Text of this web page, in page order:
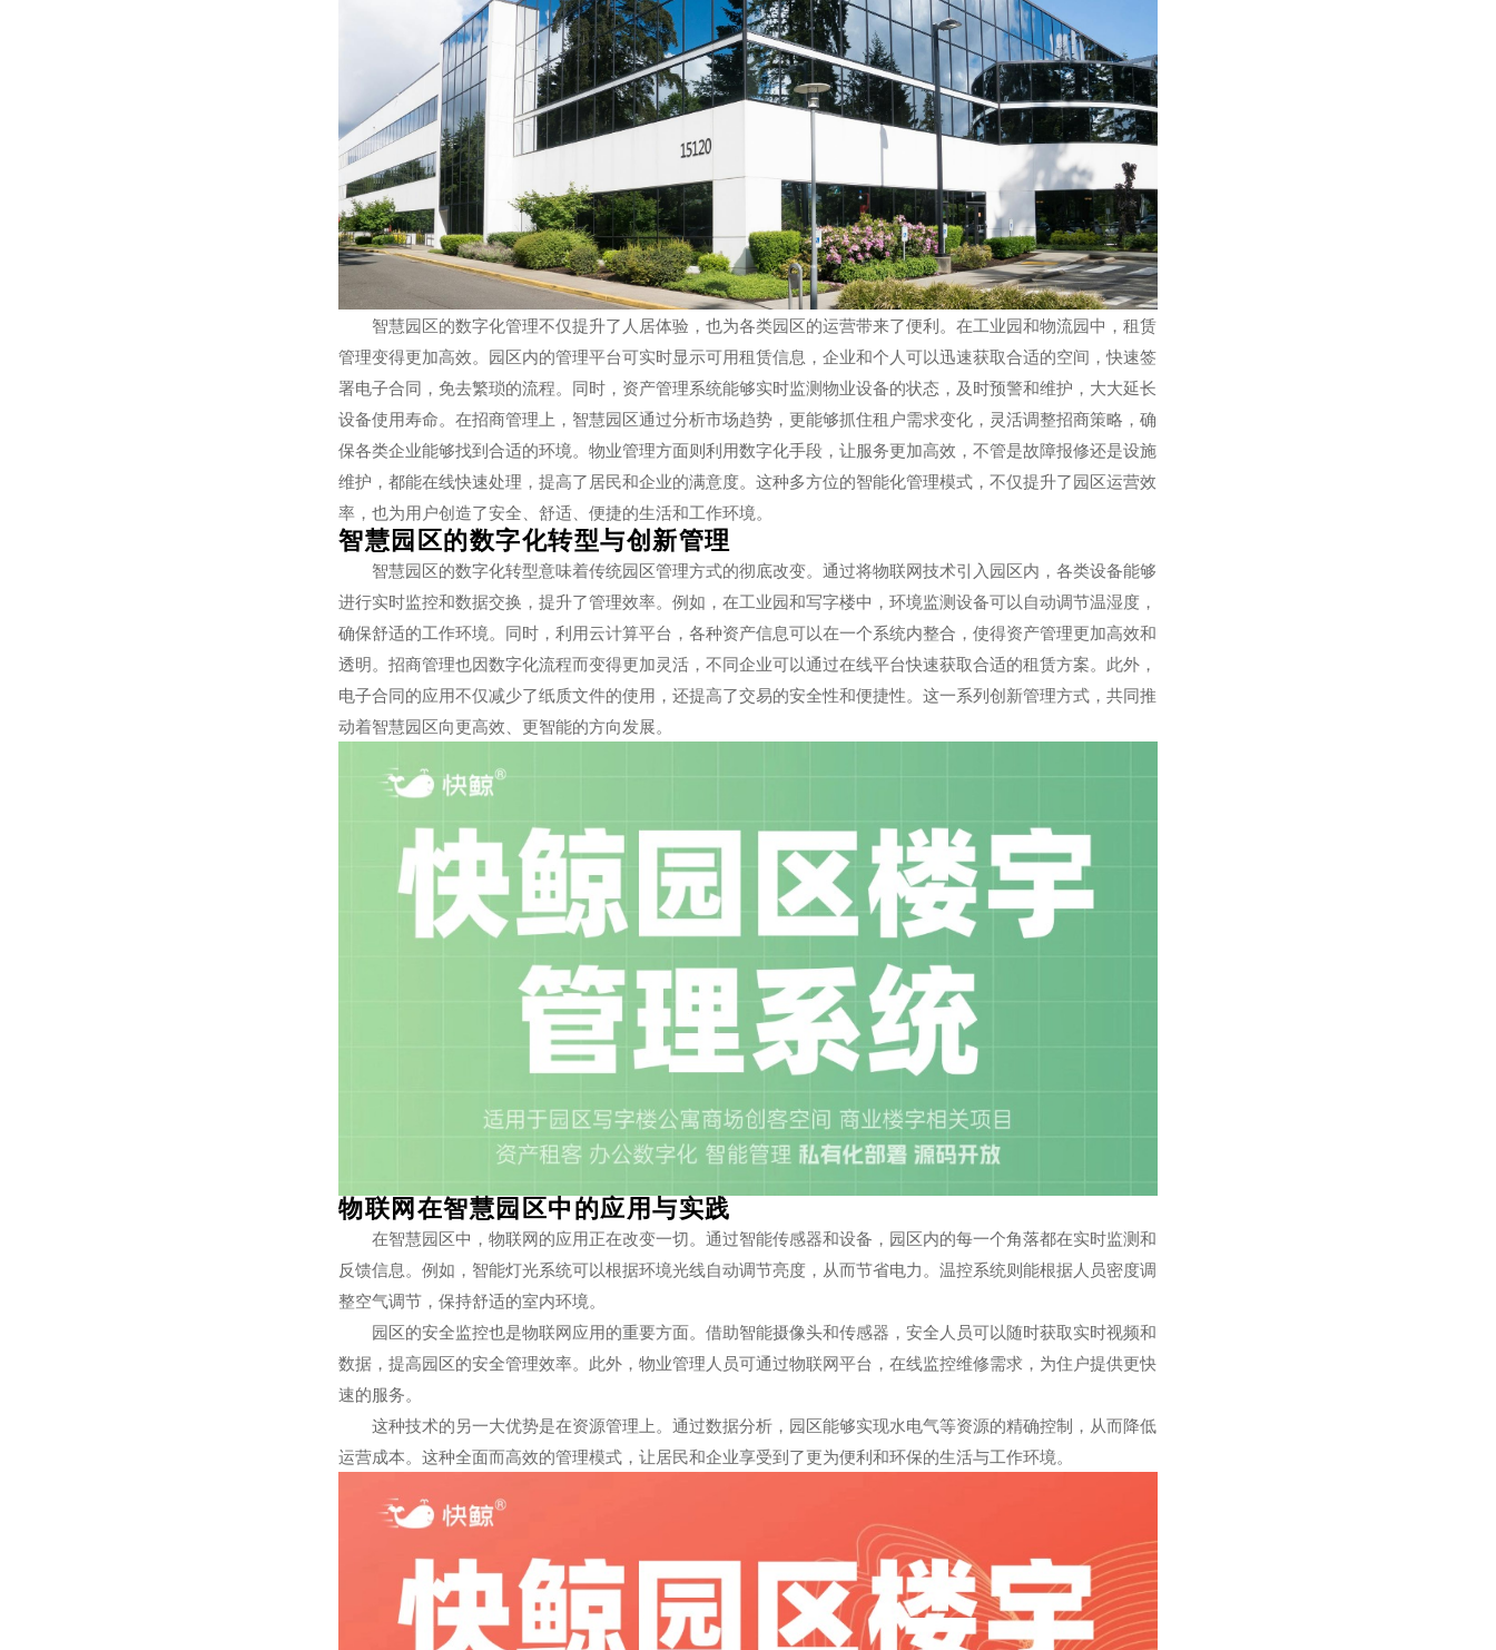
智慧园区的数字化管理不仅提升了人居体验，也为各类园区的运营带来了便利。在工业园和物流园中，租赁
管理变得更加高效。园区内的管理平台可实时显示可用租赁信息，企业和个人可以迅速获取合适的空间，快速签
署电子合同，免去繁琐的流程。同时，资产管理系统能够实时监测物业设备的状态，及时预警和维护，大大延长
设备使用寿命。在招商管理上，智慧园区通过分析市场趋势，更能够抓住租户需求变化，灵活调整招商策略，确
保各类企业能够找到合适的环境。物业管理方面则利用数字化手段，让服务更加高效，不管是故障报修还是设施
维护，都能在线快速处理，提高了居民和企业的满意度。这种多方位的智能化管理模式，不仅提升了园区运营效
率，也为用户创造了安全、舒适、便捷的生活和工作环境。
智慧园区的数字化转型与创新管理
智慧园区的数字化转型意味着传统园区管理方式的彻底改变。通过将物联网技术引入园区内，各类设备能够
进行实时监控和数据交换，提升了管理效率。例如，在工业园和写字楼中，环境监测设备可以自动调节温湿度，
确保舒适的工作环境。同时，利用云计算平台，各种资产信息可以在一个系统内整合，使得资产管理更加高效和
透明。招商管理也因数字化流程而变得更加灵活，不同企业可以通过在线平台快速获取合适的租赁方案。此外，
电子合同的应用不仅减少了纸质文件的使用，还提高了交易的安全性和便捷性。这一系列创新管理方式，共同推
动着智慧园区向更高效、更智能的方向发展。
物联网在智慧园区中的应用与实践
在智慧园区中，物联网的应用正在改变一切。通过智能传感器和设备，园区内的每一个角落都在实时监测和
反馈信息。例如，智能灯光系统可以根据环境光线自动调节亮度，从而节省电力。温控系统则能根据人员密度调
整空气调节，保持舒适的室内环境。
园区的安全监控也是物联网应用的重要方面。借助智能摄像头和传感器，安全人员可以随时获取实时视频和
数据，提高园区的安全管理效率。此外，物业管理人员可通过物联网平台，在线监控维修需求，为住户提供更快
速的服务。
这种技术的另一大优势是在资源管理上。通过数据分析，园区能够实现水电气等资源的精确控制，从而降低
运营成本。这种全面而高效的管理模式，让居民和企业享受到了更为便利和环保的生活与工作环境。